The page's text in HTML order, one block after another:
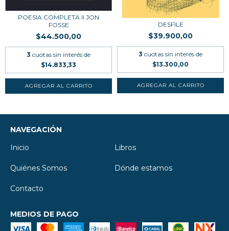
POESIA COMPLETA II JON
FOSSE
$44.500,00
3 cuotas sin interés de
$14.833,33
DESFILE
$39.900,00
3 cuotas sin interés de
$13.300,00
NAVEGACIÓN
Inicio
Libros
Quiénes Somos Dónde estamos
Contacto
MEDIOS DE PAGO